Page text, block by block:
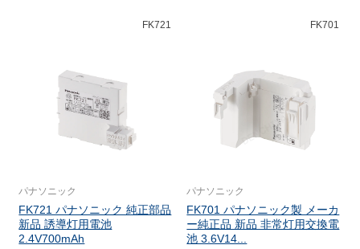
FK721
パナソニック
FK721 パナソニック 純正部品
新品 誘導灯用電池
2.4V700mAh
FK701
パナソニック
FK701 パナソニック製 メーカ
ー純正品 新品 非常灯用交換電
池 3.6V14...